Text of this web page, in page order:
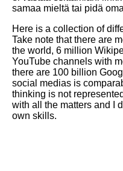
samaa mieltä tai pidä
Here is a collection of
Take note that there are
the world, 6 million
YouTube channels with
there are 100 billion
social medias is
thinking is not
with all the matters and I
own skills.